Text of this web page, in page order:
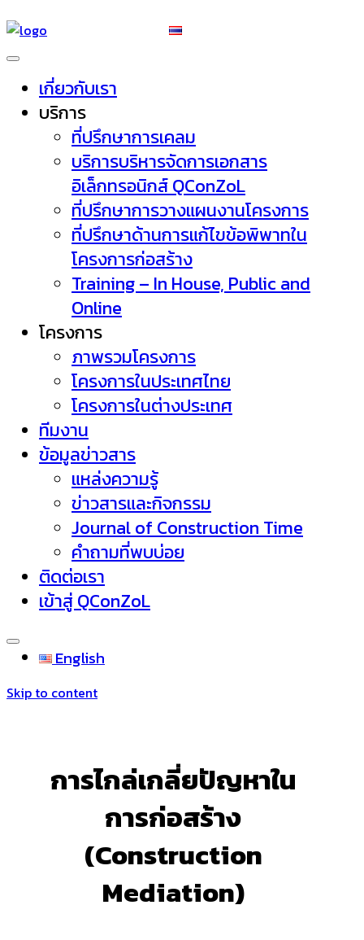
เกี่ยวกับเรา
บริการ
ที่ปรึกษาการเคลม
บริการบริหารจัดการเอกสาร
อิเล็กทรอนิกส์ QConZoL
ที่ปรึกษาการวางแผนงานโครงการ
ที่ปรึกษาด้านการแก้ไขข้อพิพาทใน
โครงการก่อสร้าง
Training – In House, Public and
Online
โครงการ
ภาพรวมโครงการ
โครงการในประเทศไทย
โครงการในต่างประเทศ
ทีมงาน
ข้อมูลข่าวสาร
แหล่งความรู้
ข่าวสารและกิจกรรม
Journal of Construction Time
คำถามที่พบบ่อย
ติดต่อเรา
เข้าสู่ QConZoL
English
Skip to content
การไกล่เกลี่ยปัญหาใน
การก่อสร้าง
(Construction
Mediation)